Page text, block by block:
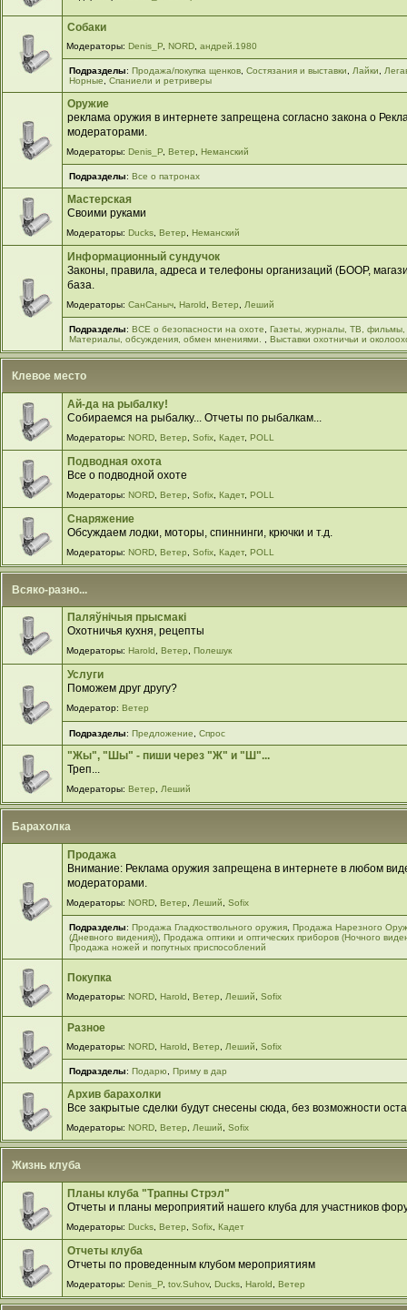
Собаки
Модераторы: Denis_P, NORD, андрей.1980
Подразделы:Продажа/покупка щенков ,Cостязания и выставки Лайки
Норные
,Спаниели и ретриверы
Оружие
реклама оружия в интернете запрещена согласно закона о
модераторами.
Модераторы: Denis_P, Ветер Неманский
Подразделы:Все о патронах
Мастерская
Своими руками
Модераторы: Ducks, Ветер Неманский
Информационный сундучок
Законы, правила, адреса и телефоны организаций (БООР,
база.
Модераторы: СанСаныч, Harold Ветер Леший
Подразделы:ВСЕ о безопасности на охоте ,Газеты, журналы, ТВ, фильмы,
Материалы, обсуждения, обмен мнениями.
,Выставки охотничьи и
Клевое место
Ай-да на рыбалку!
Собираемся на рыбалку... Отчеты по рыбалкам...
Модераторы: NORD, Ветер Sofix, Кадет, POLL
Подводная охота
Все о подводной охоте
Модераторы: NORD, Ветер Sofix, Кадет, POLL
Снаряжение
Обсуждаем лодки, моторы, спиннинги, крючки и т.д.
Модераторы: NORD, Ветер Sofix, Кадет, POLL
Всяко-разно...
Паляўнiчыя прысмакi
Охотничья кухня, рецепты
Модераторы: Harold , Ветер, Полешук
Услуги
Поможем друг другу?
Модератор: Ветер
Подразделы:Предложение ,Спрос
"Жы", "Шы" - пиши через "Ж" и "Ш"...
Треп...
Модераторы: Ветер, Леший
Барахолка
Продажа
Внимание: Реклама оружия запрещена в интернете в любом
модераторами.
Модераторы: NORD, Ветер Леший Sofix
Подразделы: Продажа Гладкоствольного оружия, Продажа Нарезного
(Дневного видения)), Продажа оптики и оптических приборов (Ночного
Продажа ножей и попутных приспособлений
Покупка
Модераторы: NORD, Harold Ветер Леший Sofix
Разное
Модераторы: NORD, Harold Ветер Леший Sofix
Подразделы: Подарю, Приму в дар
Архив барахолки
Все закрытые сделки будут снесены сюда, без возможности
Модераторы: NORD, Ветер Леший Sofix
Жизнь клуба
Планы клуба "Трапны Стрэл"
Отчеты и планы мероприятий нашего клуба для участников
Модераторы: Ducks, Ветер Sofix, Кадет
Отчеты клуба
Отчеты по проведенным клубом мероприятиям
Модераторы: Denis_P, tov.Suhov, Ducks, Harold Ветер